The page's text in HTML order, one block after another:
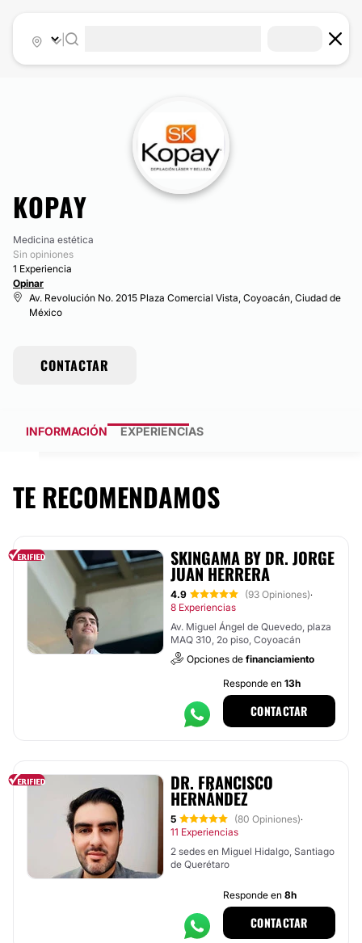
KOPAY
Medicina estética
Sin opiniones
1 Experiencia
Opinar
Av. Revolución No. 2015 Plaza Comercial Vista, Coyoacán, Ciudad de
México
CONTACTAR
INFORMACIÓN EXPERIENCIAS
TE RECOMENDAMOS
SKINGAMA BY DR. JORGE
JUAN HERRERA
4.9 (93 Opiniones)·
8 Experiencias
Av. Miguel Ángel de Quevedo, plaza
MAQ 310, 2o piso, Coyoacán
Opciones de financiamiento
Responde en 13h
CONTACTAR
DR. FRANCISCO
HERNÁNDEZ
5 (80 Opiniones)·
11 Experiencias
2 sedes en Miguel Hidalgo, Santiago
de Querétaro
Responde en 8h
CONTACTAR